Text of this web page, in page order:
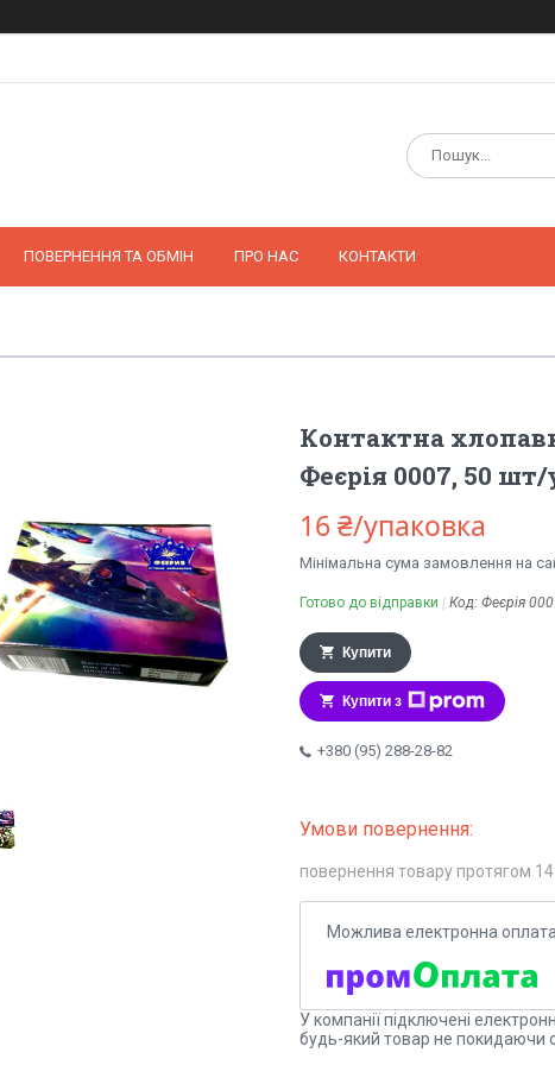
ПОВЕРНЕННЯ ТА ОБМІН ПРО НАС КОНТАКТИ
Контактна
Феєрія 0007, 50
16 ₴/упаковка
Мінімальна сума замовлення на
Готово до відправки Код: Феєрія
Купити
Купити з
+380 (95) 288-28-82
повернення товару протягом 14
У компанії підключені
будь-який товар не покидаючи